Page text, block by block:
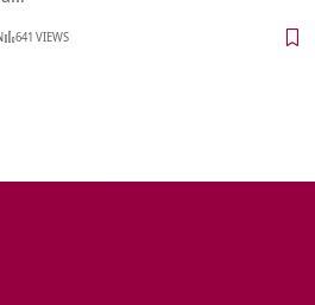
641 VIEWS